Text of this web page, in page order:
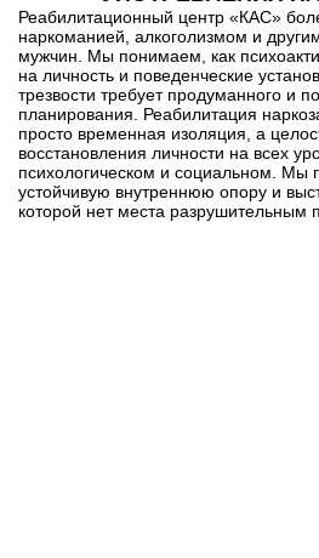
Реабилитационный центр «КАС»
наркоманией , алкоголизмом и
мужчин. Мы понимаем, как
на личность и поведенческие
трезвости требует продуманного и
планирования.
Реабилитация
просто временная изоляция, а
восстановления личности на всех
психологическом и социальном. Мы
устойчивую внутреннюю опору и
которой нет места разрушительным